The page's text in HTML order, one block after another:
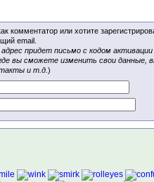
комментатор или хотите
email.
придет письмо с кодом
вы сможете изменить свои данные,
и т.д. )